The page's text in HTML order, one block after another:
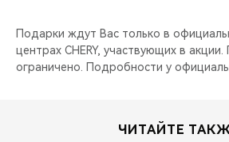
Подарки ждут Вас только в
центрах CHERY, участвующих в
ограничено. Подробности у
ЧИТАЙТЕ